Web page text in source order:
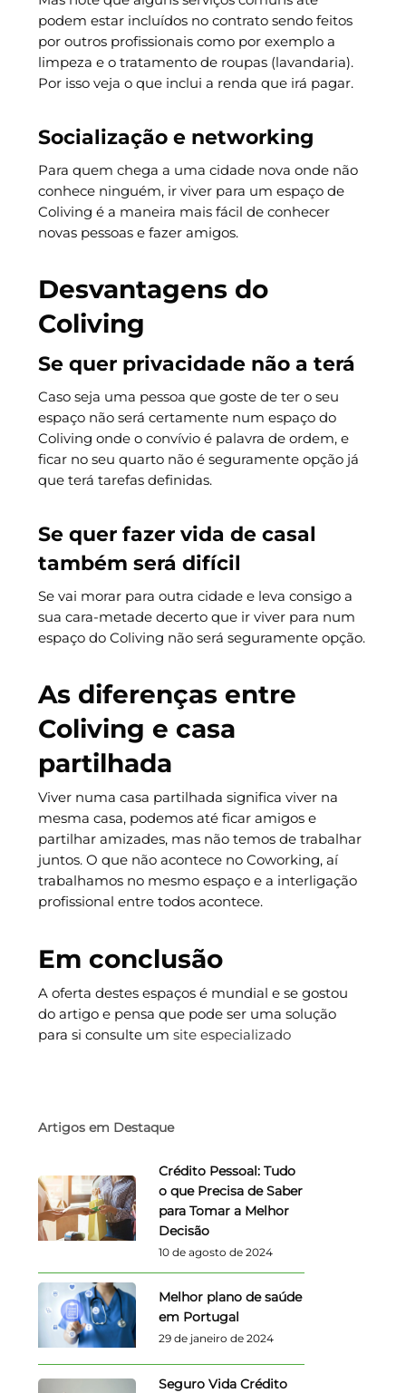
podem estar incluídos no contrato sendo feitos
por outros profissionais como por exemplo a
limpeza e o tratamento de roupas (lavandaria).
Por isso veja o que inclui a renda que irá pagar.
Socialização e networking
Para quem chega a uma cidade nova onde não
conhece ninguém, ir viver para um espaço de
Coliving é a maneira mais fácil de conhecer
novas pessoas e fazer amigos.
Desvantagens do
Coliving
Se quer privacidade não a terá
Caso seja uma pessoa que goste de ter o seu
espaço não será certamente num espaço do
Coliving onde o convívio é palavra de ordem, e
ficar no seu quarto não é seguramente opção já
que terá tarefas definidas.
Se quer fazer vida de casal
também será difícil
Se vai morar para outra cidade e leva consigo a
sua cara-metade decerto que ir viver para num
espaço do Coliving não será seguramente opção.
As diferenças entre
Coliving e casa
partilhada
Viver numa casa partilhada significa viver na
mesma casa, podemos até ficar amigos e
partilhar amizades, mas não temos de trabalhar
juntos. O que não acontece no Coworking, aí
trabalhamos no mesmo espaço e a interligação
profissional entre todos acontece.
Em conclusão
A oferta destes espaços é mundial e se gostou
do artigo e pensa que pode ser uma solução
para si consulte um site especializado
Artigos em Destaque
Crédito Pessoal: Tudo
o que Precisa de Saber
para Tomar a Melhor
Decisão
10 de agosto de 2024
Melhor plano de saúde
em Portugal
29 de janeiro de 2024
Seguro Vida Crédito